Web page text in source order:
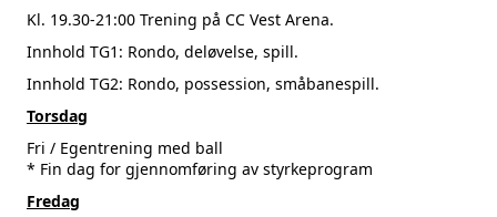
Kl. 19.30-21:00 Trening på CC Vest Arena.
Innhold TG1: Rondo, deløvelse, spill.
Innhold TG2: Rondo, possession, småbanespill.
Torsdag
Fri / Egentrening med ball
* Fin dag for gjennomføring av styrkeprogram
Fredag